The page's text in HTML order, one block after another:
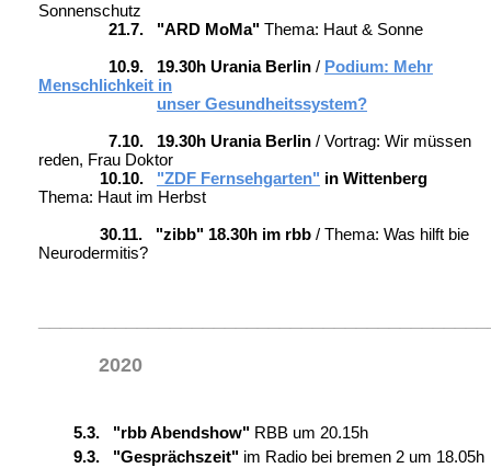
Sonnenschutz
21.7. "ARD MoMa" Thema: Haut & Sonne
10.9. 19.30h Urania Berlin / Podium: Mehr
Menschlichkeit in
unser Gesundheitssystem?
7.10.
19.30h Urania Berlin / Vortrag: Wir müssen
reden, Frau Doktor
10.10. "ZDF Fernsehgarten" in Wittenberg
Thema: Haut im Herbst
30.11. "zibb" 18.30h im rbb / Thema: Was hilft bie
Neurodermitis?
2020
5.3. "rbb Abendshow"RBB um 20.15h
9.3. "Gesprächszeit"im Radio bei bremen 2 um 18.05h